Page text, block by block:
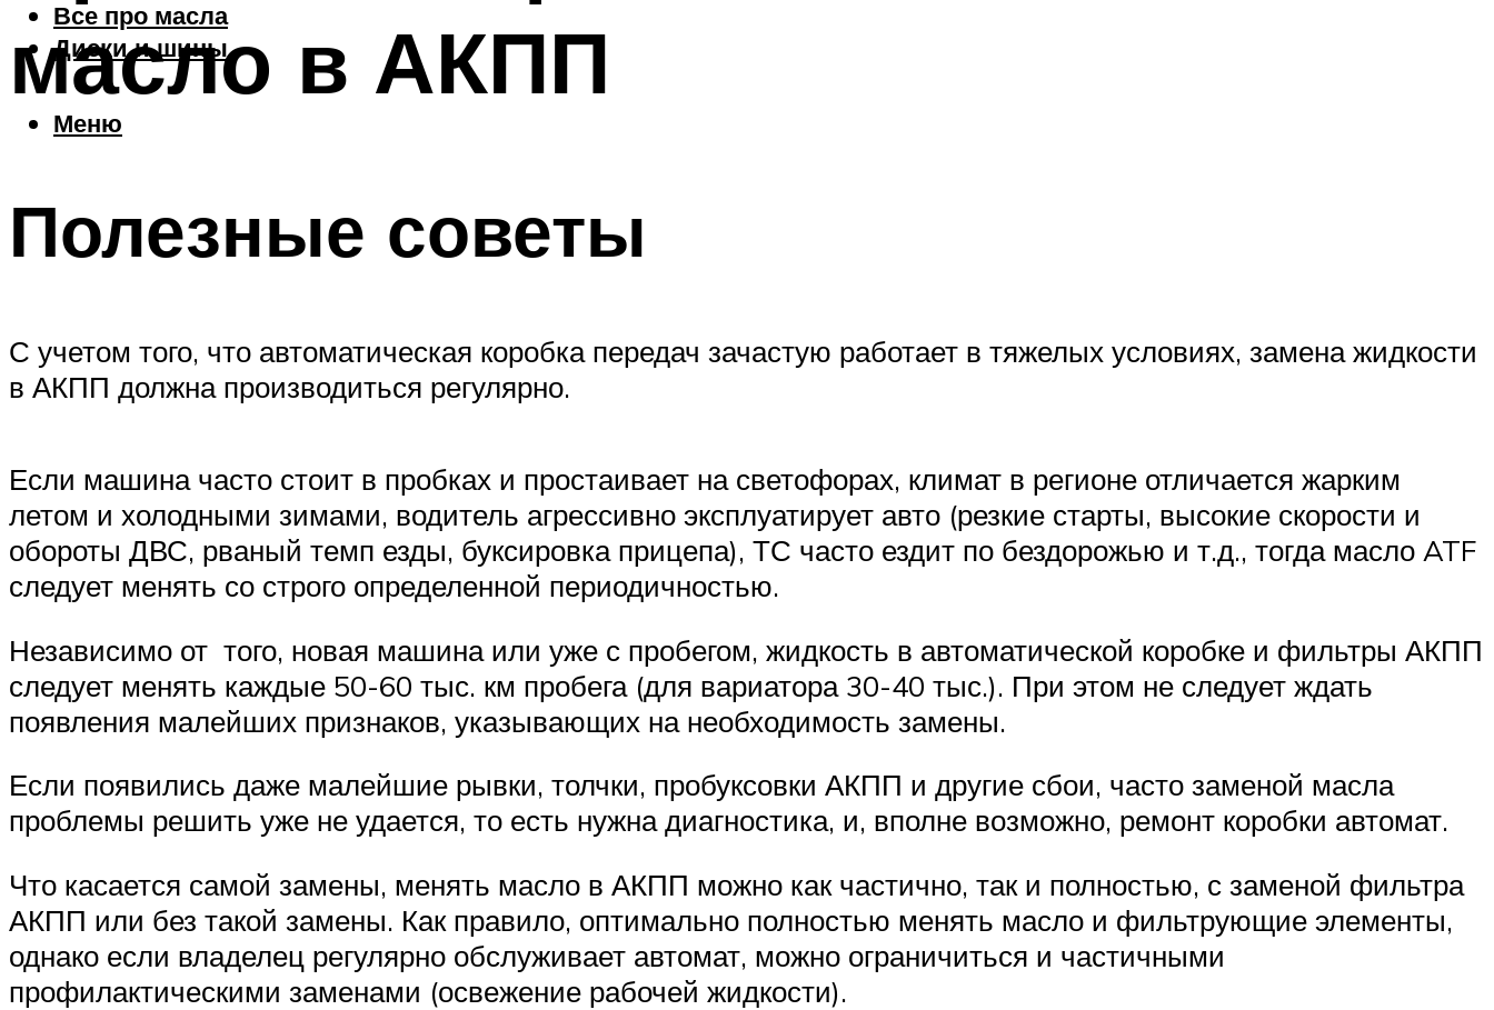
Все про масла
Диски и шины
Меню
масло в АКПП
Полезные советы
С учетом того, что автоматическая коробка передач зачастую работает в тяжелых условиях, замена жидкости
в АКПП должна производиться регулярно.
Если машина часто стоит в пробках и простаивает на светофорах, климат в регионе отличается жарким
летом и холодными зимами, водитель агрессивно эксплуатирует авто (резкие старты, высокие скорости и
обороты ДВС, рваный темп езды, буксировка прицепа), ТС часто ездит по бездорожью и т.д., тогда масло ATF
следует менять со строго определенной периодичностью.
Независимо от того, новая машина или уже с пробегом, жидкость в автоматической коробке и фильтры АКПП
следует менять каждые 50-60 тыс. км пробега (для вариатора 30-40 тыс.). При этом не следует ждать
появления малейших признаков, указывающих на необходимость замены.
Если появились даже малейшие рывки, толчки, пробуксовки АКПП и другие сбои, часто заменой масла
проблемы решить уже не удается, то есть нужна диагностика, и, вполне возможно, ремонт коробки автомат.
Что касается самой замены, менять масло в АКПП можно как частично, так и полностью, с заменой фильтра
АКПП или без такой замены. Как правило, оптимально полностью менять масло и фильтрующие элементы,
однако если владелец регулярно обслуживает автомат, можно ограничиться и частичными
профилактическими заменами (освежение рабочей жидкости).